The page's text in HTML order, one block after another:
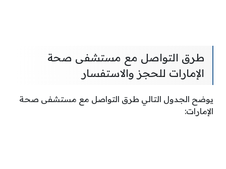
طرق التواصل مع مستشفى صحة
الإمارات للحجز والاستفسار
يوضح الجدول التالي طرق التواصل مع مستشفى صحة
الإمارات: